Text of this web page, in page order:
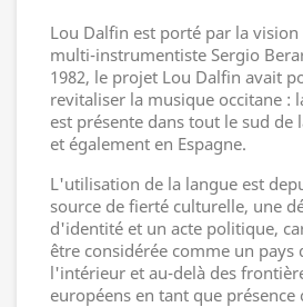
Lou Dalfin est porté par la
multi-instrumentiste Sergio
1982, le projet Lou Dalfin avait
revitaliser la musique occitane :
est présente dans tout le sud de
et également en Espagne.
L'utilisation de la langue est
source de fierté culturelle, une
d'identité et un acte politique,
être considérée comme un pays
l'intérieur et au-delà des
européens en tant que présence